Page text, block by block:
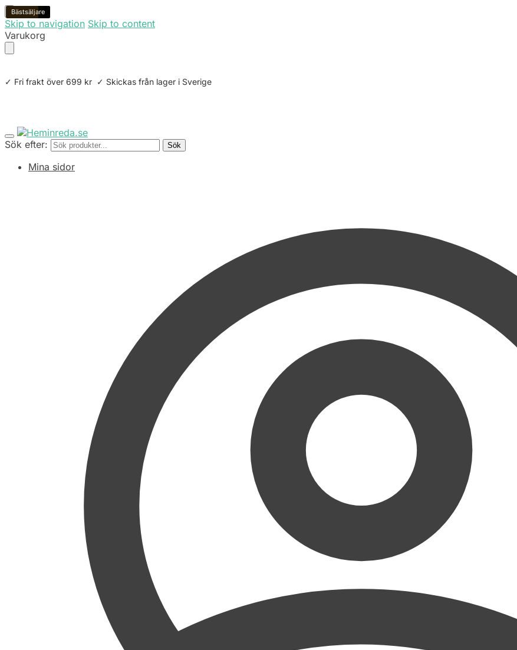
Skip to navigation Skip to content
Varukorg
✓ Fri frakt över 699 kr ✓ Skickas från lager i Sverige
Sök efter: Sök
Mina sidor
Bästsäljare
3-pack
Återbruk
Bästsäljare
4-pack
6-pack
Bästsäljare